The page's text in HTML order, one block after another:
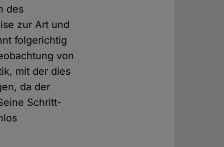
des
zur Art und
folgerichtig
von
mit der dies
da der
Schritt-